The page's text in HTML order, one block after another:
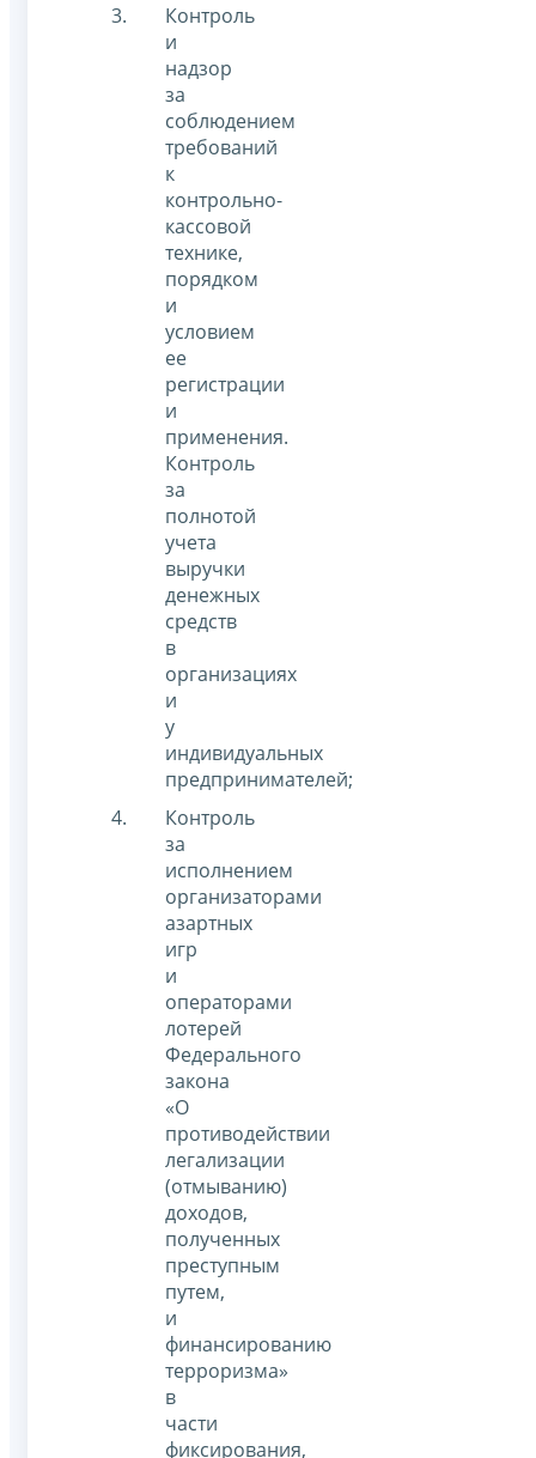
Контроль
и
надзор
за
соблюдением
требований
к
контрольно-
кассовой
технике,
порядком
и
условием
ее
регистрации
и
применения.
Контроль
за
полнотой
учета
выручки
денежных
средств
в
организациях
и
у
индивидуальных
предпринимателей;
Контроль
за
исполнением
организаторами
азартных
игр
и
операторами
лотерей
Федерального
закона
«О
противодействии
легализации
(отмыванию)
доходов,
полученных
преступным
путем,
и
финансированию
терроризма»
в
части
фиксирования,